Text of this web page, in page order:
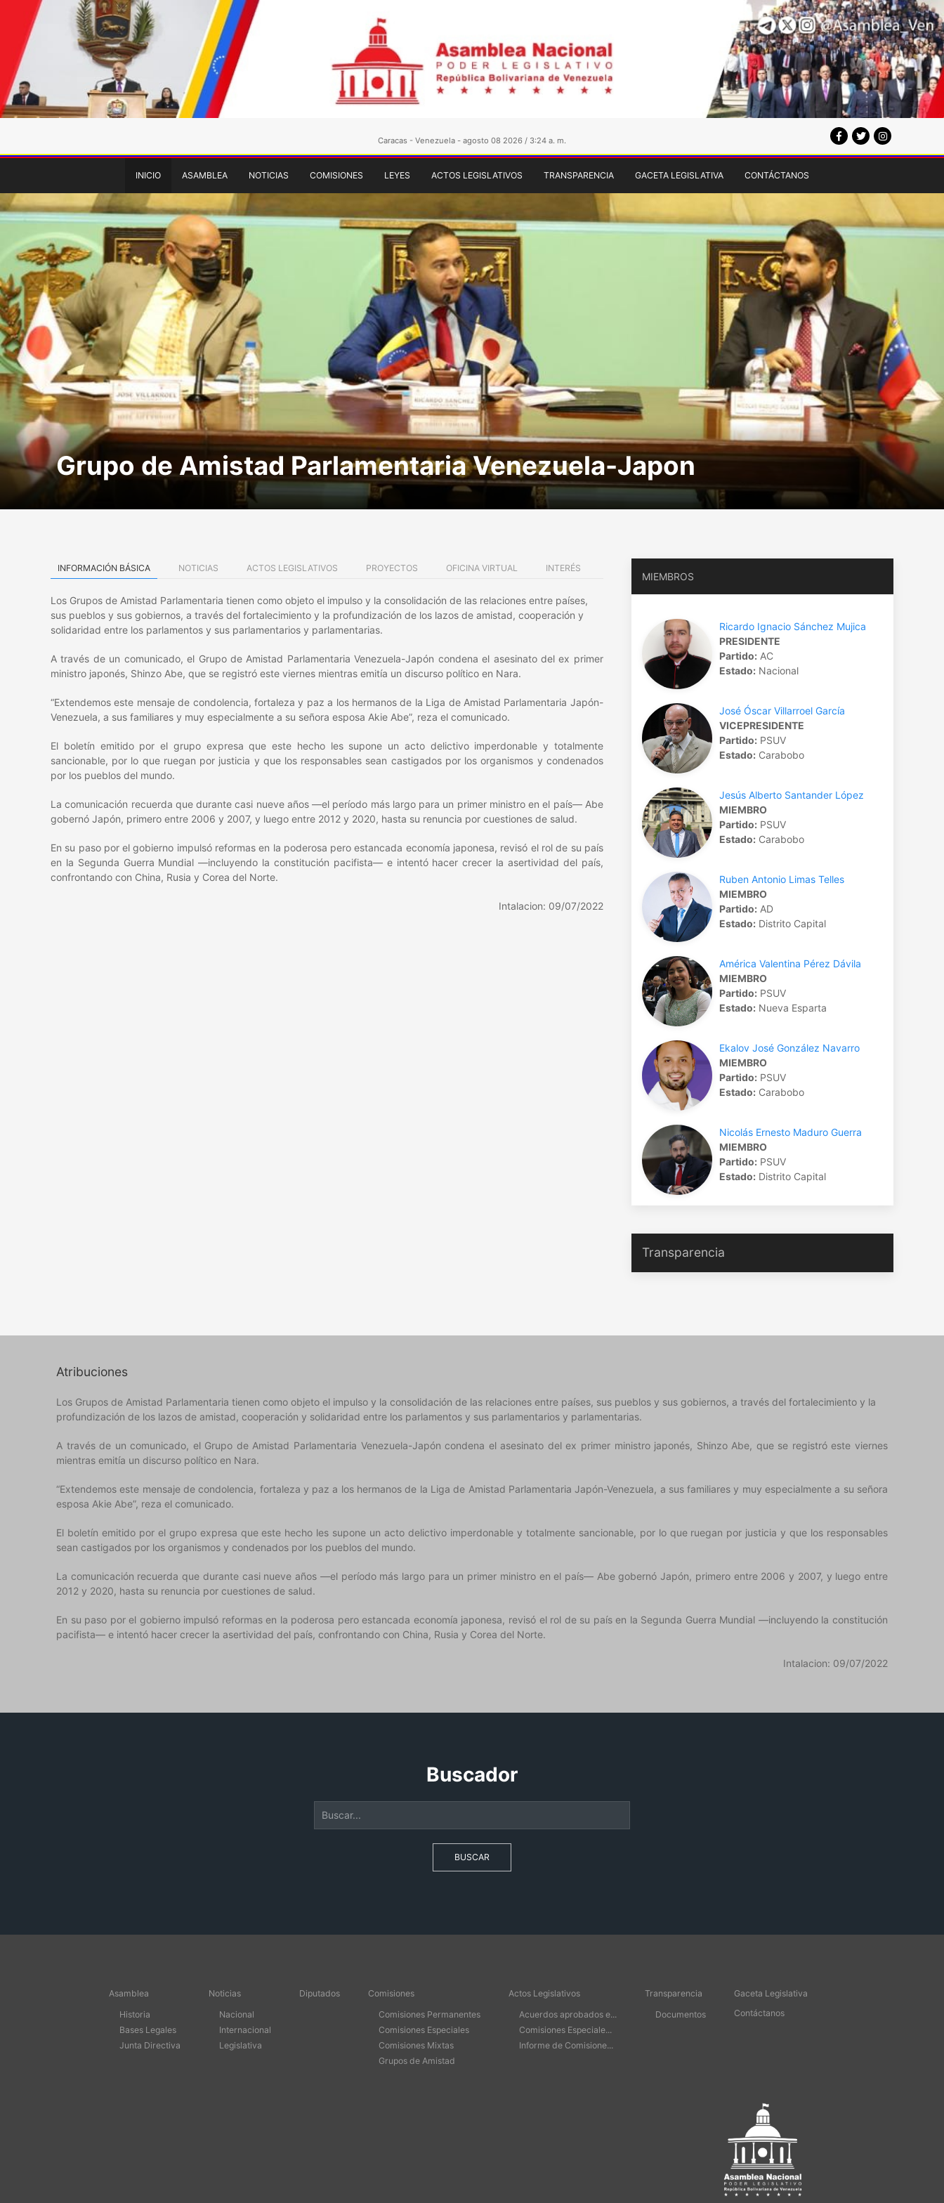
Caracas - Venezuela - agosto 08 2026 / 3:24 a. m.
INICIO ASAMBLEA NOTICIAS COMISIONES LEYES ACTOS LEGISLATIVOS TRANSPARENCIA GACETA LEGISLATIVA CONTÁCTANOS
Grupo de Amistad Parlamentaria Venezuela-Japon
INFORMACIÓN BÁSICA NOTICIAS ACTOS LEGISLATIVOS PROYECTOS OFICINA VIRTUAL INTERÉS
Los Grupos de Amistad Parlamentaria tienen como objeto el impulso y la consolidación de las relaciones entre países,
sus pueblos y sus gobiernos, a través del fortalecimiento y la profundización de los lazos de amistad, cooperación y
solidaridad entre los parlamentos y sus parlamentarios y parlamentarias.
A través de un comunicado, el Grupo de Amistad Parlamentaria Venezuela-Japón condena el asesinato del ex primer
ministro japonés, Shinzo Abe, que se registró este viernes mientras emitía un discurso político en Nara.
“Extendemos este mensaje de condolencia, fortaleza y paz a los hermanos de la Liga de Amistad Parlamentaria Japón-
Venezuela, a sus familiares y muy especialmente a su señora esposa Akie Abe”, reza el comunicado.
El boletín emitido por el grupo expresa que este hecho les supone un acto delictivo imperdonable y totalmente
sancionable, por lo que ruegan por justicia y que los responsables sean castigados por los organismos y condenados
por los pueblos del mundo.
La comunicación recuerda que durante casi nueve años —el período más largo para un primer ministro en el país— Abe
gobernó Japón, primero entre 2006 y 2007, y luego entre 2012 y 2020, hasta su renuncia por cuestiones de salud.
En su paso por el gobierno impulsó reformas en la poderosa pero estancada economía japonesa, revisó el rol de su país
en la Segunda Guerra Mundial —incluyendo la constitución pacifista— e intentó hacer crecer la asertividad del país,
confrontando con China, Rusia y Corea del Norte.
Intalacion: 09/07/2022
MIEMBROS
Ricardo Ignacio Sánchez Mujica
PRESIDENTE
Partido:AC
Estado:Nacional
José Óscar Villarroel García
VICEPRESIDENTE
Partido:PSUV
Estado:Carabobo
Jesús Alberto Santander López
MIEMBRO
Partido:PSUV
Estado:Carabobo
Ruben Antonio Limas Telles
MIEMBRO
Partido:AD
Estado:Distrito Capital
América Valentina Pérez Dávila
MIEMBRO
Partido:PSUV
Estado:Nueva Esparta
Ekalov José González Navarro
MIEMBRO
Partido:PSUV
Estado:Carabobo
Nicolás Ernesto Maduro Guerra
MIEMBRO
Partido:PSUV
Estado:Distrito Capital
Transparencia
Atribuciones
Los Grupos de Amistad Parlamentaria tienen como objeto el impulso y la consolidación de las relaciones entre países, sus pueblos y sus gobiernos, a través del fortalecimiento y la
profundización de los lazos de amistad, cooperación y solidaridad entre los parlamentos y sus parlamentarios y parlamentarias.
A través de un comunicado, el Grupo de Amistad Parlamentaria Venezuela-Japón condena el asesinato del ex primer ministro japonés, Shinzo Abe, que se registró este viernes
mientras emitía un discurso político en Nara.
“Extendemos este mensaje de condolencia, fortaleza y paz a los hermanos de la Liga de Amistad Parlamentaria Japón-Venezuela, a sus familiares y muy especialmente a su señora
esposa Akie Abe”, reza el comunicado.
El boletín emitido por el grupo expresa que este hecho les supone un acto delictivo imperdonable y totalmente sancionable, por lo que ruegan por justicia y que los responsables
sean castigados por los organismos y condenados por los pueblos del mundo.
La comunicación recuerda que durante casi nueve años —el período más largo para un primer ministro en el país— Abe gobernó Japón, primero entre 2006 y 2007, y luego entre
2012 y 2020, hasta su renuncia por cuestiones de salud.
En su paso por el gobierno impulsó reformas en la poderosa pero estancada economía japonesa, revisó el rol de su país en la Segunda Guerra Mundial —incluyendo la constitución
pacifista— e intentó hacer crecer la asertividad del país, confrontando con China, Rusia y Corea del Norte.
Intalacion: 09/07/2022
Buscador
BUSCAR
Asamblea
Historia
Bases Legales
Junta Directiva
Noticias
Nacional
Internacional
Legislativa
Diputados
Comisiones
Comisiones Permanentes
Comisiones Especiales
Comisiones Mixtas
Grupos de Amistad
Actos Legislativos
Acuerdos aprobados e...
Comisiones Especiale...
Informe de Comisione...
Transparencia
Documentos
Gaceta Legislativa
Contáctanos